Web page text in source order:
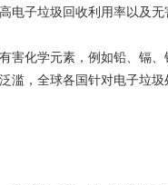
子垃圾回收利用率以及无
化学元素，例如铅、镉、
，全球各国针对电子垃